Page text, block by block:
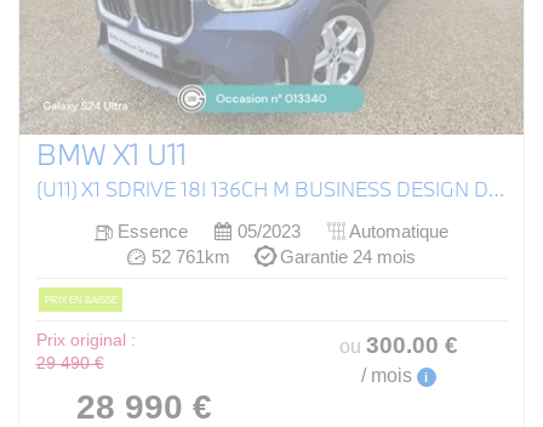
BMW X1 U11
(U11) X1 SDRIVE 18I 136CH M BUSINESS DESIGN DKG7
Essence 05/2023
Automatique
52 761km
Garantie 24 mois
PRIX EN BAISSE
Prix original :
29 490 €
28 990 €
ou 300.00 €
/ mois i